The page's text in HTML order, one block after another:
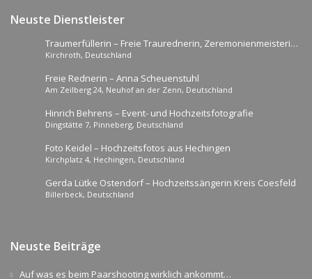
Neuste Dienstleister
Traumerfüllerin – Freie Traurednerin, Zeremonienmeisterin
und Helferlein für Heiratsanträge für Niederbayern und die
Kirchroth, Deutschland
Freie Rednerin – Anna Scheuenstuhl
Am Zeilberg 24, Neuhof an der Zenn, Deutschland
Hinrich Behrens – Event- und Hochzeitsfotografie
Dingstätte 7, Pinneberg, Deutschland
Foto Keidel – Hochzeitsfotos aus Hechingen
Kirchplatz 4, Hechingen, Deutschland
Gerda Lütke Ostendorf – Hochzeitssängerin Kreis Coesfeld
Billerbeck, Deutschland
Neuste Beiträge
Auf was es beim Paarshooting wirklich ankommt…